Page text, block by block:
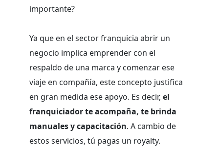
importante?
Ya que en el sector franquicia abrir un
negocio implica emprender con el
respaldo de una marca y comenzar ese
viaje en compañía, este concepto justifica
en gran medida ese apoyo. Es decir, el
franquiciador te acompaña, te brinda
manuales y capacitación. A cambio de
estos servicios, tú pagas un royalty.